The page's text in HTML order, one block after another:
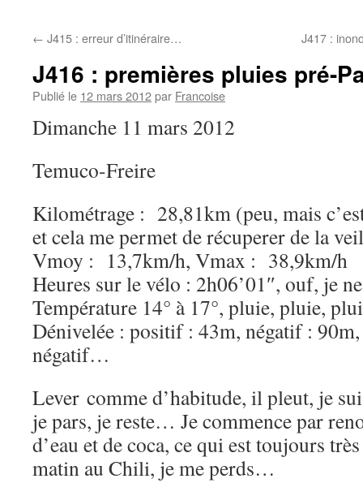
← J415 : erreur d’itinéraire… J417 :
J416 : premières pluies pré-
Publié le 12 mars 2012par Francoise
Dimanche 11 mars 2012
Temuco-Freire
Kilométrage : 28,81km (peu, mais
et cela me permet de récuperer de la
Vmoy : 13,7km/h, Vmax : 38,9km/h
Heures sur le vélo : 2h06’01″, ouf, je
Température 14° à 17°, pluie, pluie,
Dénivelée : positif : 43m, négatif :
négatif…
Lever comme d’habitude, il pleut, je
je pars, je reste… Je commence par
d’eau et de coca, ce qui est toujours
matin au Chili, je me perds…